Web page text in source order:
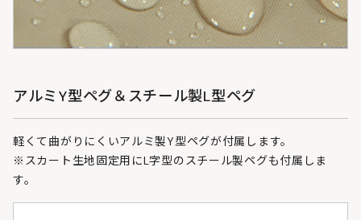
アルミY型ペグ＆スチール製L型ペグ
軽くて曲がりにくいアルミ製Y型ペグが付属します。
※スカート生地固定用にL字型のスチール製ペグも付属しま
す。